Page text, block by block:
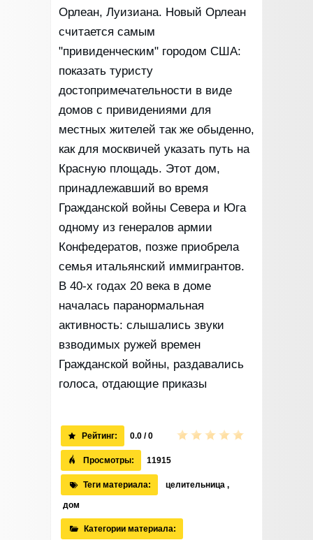
Орлеан, Луизиана. Новый Орлеан
считается самым
"привиденческим" городом США:
показать туристу
достопримечательности в виде
домов с привидениями для
местных жителей так же обыденно,
как для москвичей указать путь на
Красную площадь. Этот дом,
принадлежавший во время
Гражданской войны Севера и Юга
одному из генералов армии
Конфедератов, позже приобрела
семья итальянский иммигрантов.
В 40-х годах 20 века в доме
началась паранормальная
активность: слышались звуки
взводимых ружей времен
Гражданской войны, раздавались
голоса, отдающие приказы
Рейтинг: 0.0 / 0
Просмотры: 11915
Теги материала: целительница ,
дом
Категории материала: